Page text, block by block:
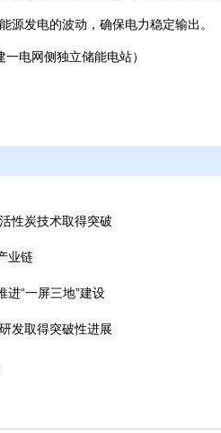
源发电的波动，确保电力稳定输出。
一电网侧独立储能电站）
性炭技术取得突破
业链
进“一屏三地”建设
发取得突破性进展